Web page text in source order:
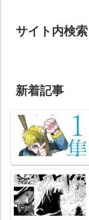
サイト内検索
新着記事